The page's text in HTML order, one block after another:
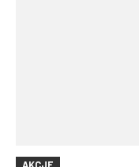
AKCJE